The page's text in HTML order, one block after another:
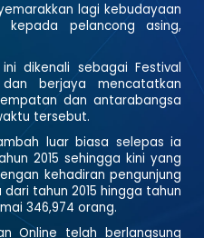
lagi kebudayaan
pelancong asing,
dikenali sebagai Festival
berjaya mencatatkan
dan antarabangsa
tersebut.
luar biasa selepas ia
2015 sehingga kini yang
kehadiran pengunjung
tahun 2015 hingga tahun
346,974 orang.
Online telah berlangsung